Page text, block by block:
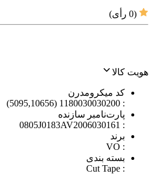
(
0 رأی)
هویت کالا
کد میکرومدرن
:
1180030030200 (5095,10656)
پارت‌نامبر سازنده
:
0805J0183AV2006030161
برند
:
VO
بسته بندی
:
Cut Tape